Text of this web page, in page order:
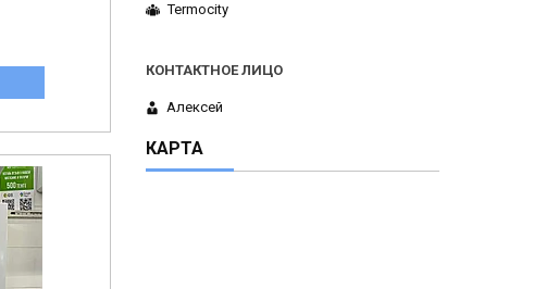
Termocity
Алексей
КАРТА